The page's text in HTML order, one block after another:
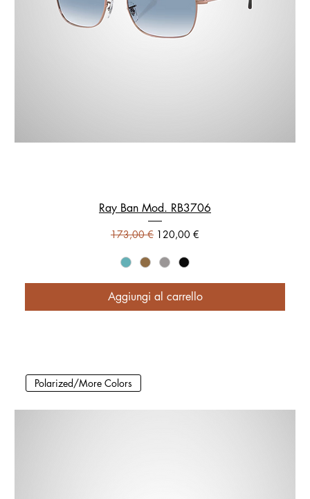
Ray Ban Mod. RB3706
Prezzo regolare
173,00 € Prezzo scontato
120,00 €
Aggiungi al carrello
Polarized/More Colors